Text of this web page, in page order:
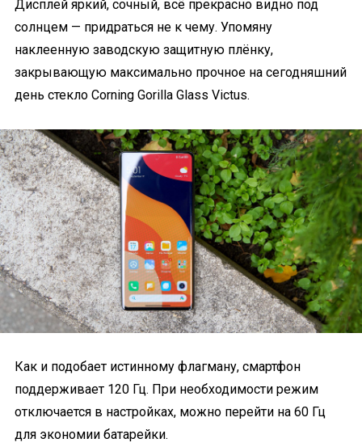
Дисплей яркий, сочный, всё прекрасно видно под
солнцем — придраться не к чему. Упомяну
наклеенную заводскую защитную плёнку,
закрывающую максимально прочное на сегодняшний
день стекло Corning Gorilla Glass Victus.
Как и подобает истинному флагману, смартфон
поддерживает 120 Гц. При необходимости режим
отключается в настройках, можно перейти на 60 Гц
для экономии батарейки.